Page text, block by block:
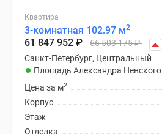
Квартира
3-комнатная 102.97 м2
61 847 952 ₽ 66 503 175₽
Санкт-Петербург, Центральный
Площадь Александра Невского
Цена за м2
Корпус
Этаж
Отделка